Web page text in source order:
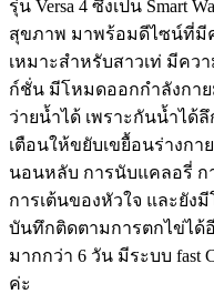
รุ่น Versa 4 ซึ่งเป็น Smart
สุขภาพ มาพร้อมดีไซน์ที่มี
เหมาะสำหรับสาวเท่ มีคว
ก์ชั่น มีโหมดออกกำลังกา
ว่ายน้ำได้ เพราะกันน้ำได้
เตือนให้ขยับเขยื้อนร่างก
นอนหลับ การนับแคลอรี่ ก
การเต้นของหัวใจ และยั
บันทึกติดตามการตกไข่ได้
มากกว่า 6 วัน มีระบบ fast
ค่ะ